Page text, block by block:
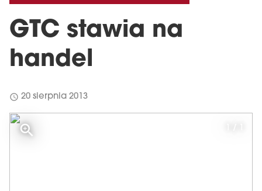
GTC stawia na
handel
schedule 20 sierpnia 2013